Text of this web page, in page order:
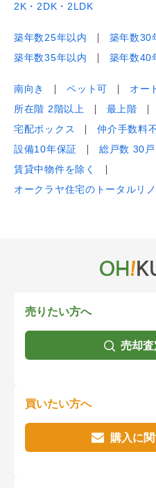
2K・2DK・2LDK
築年数25年以内
築年数30
築年数35年以内
築年数40
南向き ペット可
オー
所在階 2階以上
最上階
宅配ボックス
仲介手数料
設備10年保証
総戸数 30
賃貸中物件を除く
オークラヤ住宅のトータルリ
売りたい方へ
売却
買いたい方へ
購入に